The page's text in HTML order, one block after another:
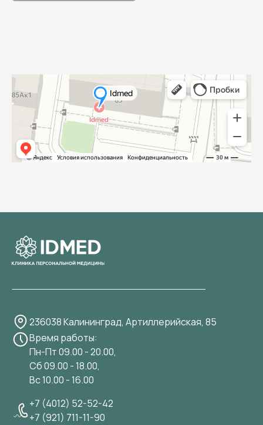
236038 Калининград, Артиллерийская, 85
Время работы:
Пн-Пт 09.00 - 20.00,
Сб 09.00 - 18.00,
Вс 10.00 - 16.00
+7 (4012) 52-52-42
+7 (921) 711-11-90